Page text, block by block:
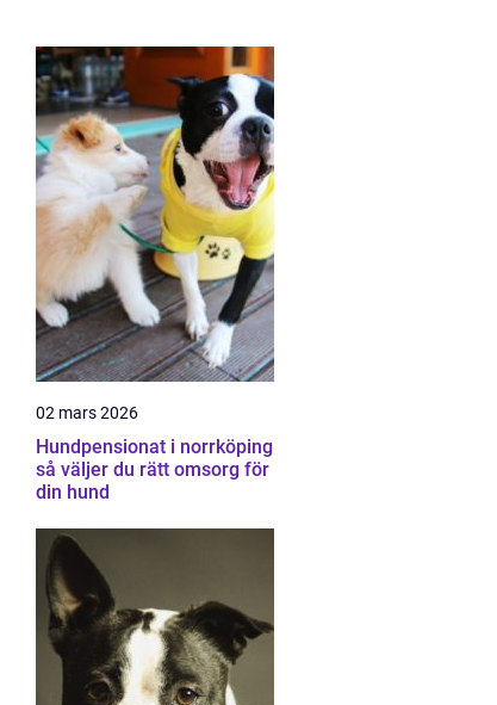
02 mars 2026
Hundpensionat i norrköping
så väljer du rätt omsorg för
din hund